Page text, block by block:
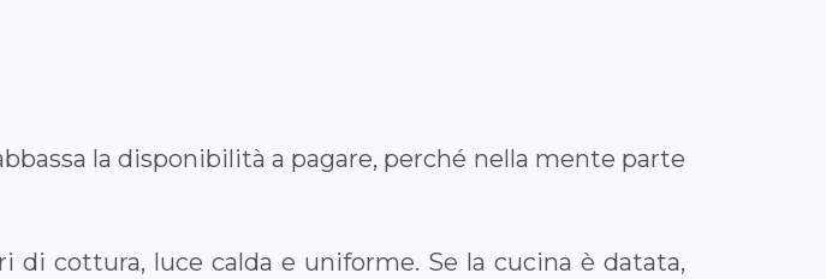
la disponibilità a pagare, perché nella mente parte
cottura, luce calda e uniforme. Se la cucina è datata,